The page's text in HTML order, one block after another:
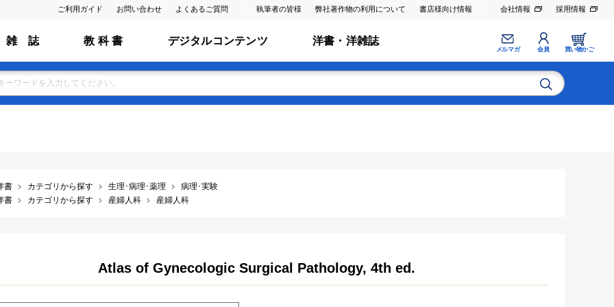
ご利用ガイド お問い合わせ よくあるご質問 執筆者の皆様 弊社著作物の利用について 書店様向け情報 会社情報 採用情報
雑 誌 教 科 書 デジタルコンテンツ 洋書・洋雑誌
メルマガ 会員 買い物かご
書 カテゴリから探す 生理･病理･薬理
病理･実験
書
カテゴリから探す 産婦人科 産婦人科
Atlas of Gynecologic Surgical Pathology, 4th ed.